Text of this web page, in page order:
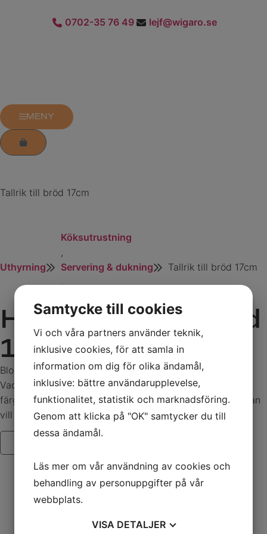
0702-35 76 49 lejf@wigaro.se
MENY
Tallrik till bröd 17cm
Uthyrning
Köksutrustning
,
Servering & dukning
,
Tallrik till bröd 17cm
Hyr Tallrik till bröd
17cm idag!
Blocho Pearl Colorx Tallrik gråblå
Vacker förrätts/desserttallrik utan bräm med fin gråblå
färg och oregelbunden dekor som passar utmärkt om man
vill ha en lite mer originell dukning.
Samtycke till cookies
Vi och våra partners använder teknik,
inklusive cookies, för att samla in
information om dig för olika ändamål,
inklusive: bättre användarupplevelse,
funktionalitet, statistik och marknadsföring.
Genom att klicka på "OK" samtycker du till
dessa ändamål.
Läs mer om vår användning av cookies och
behandling av personuppgifter på vår
webbplats.
VISA DETALJER